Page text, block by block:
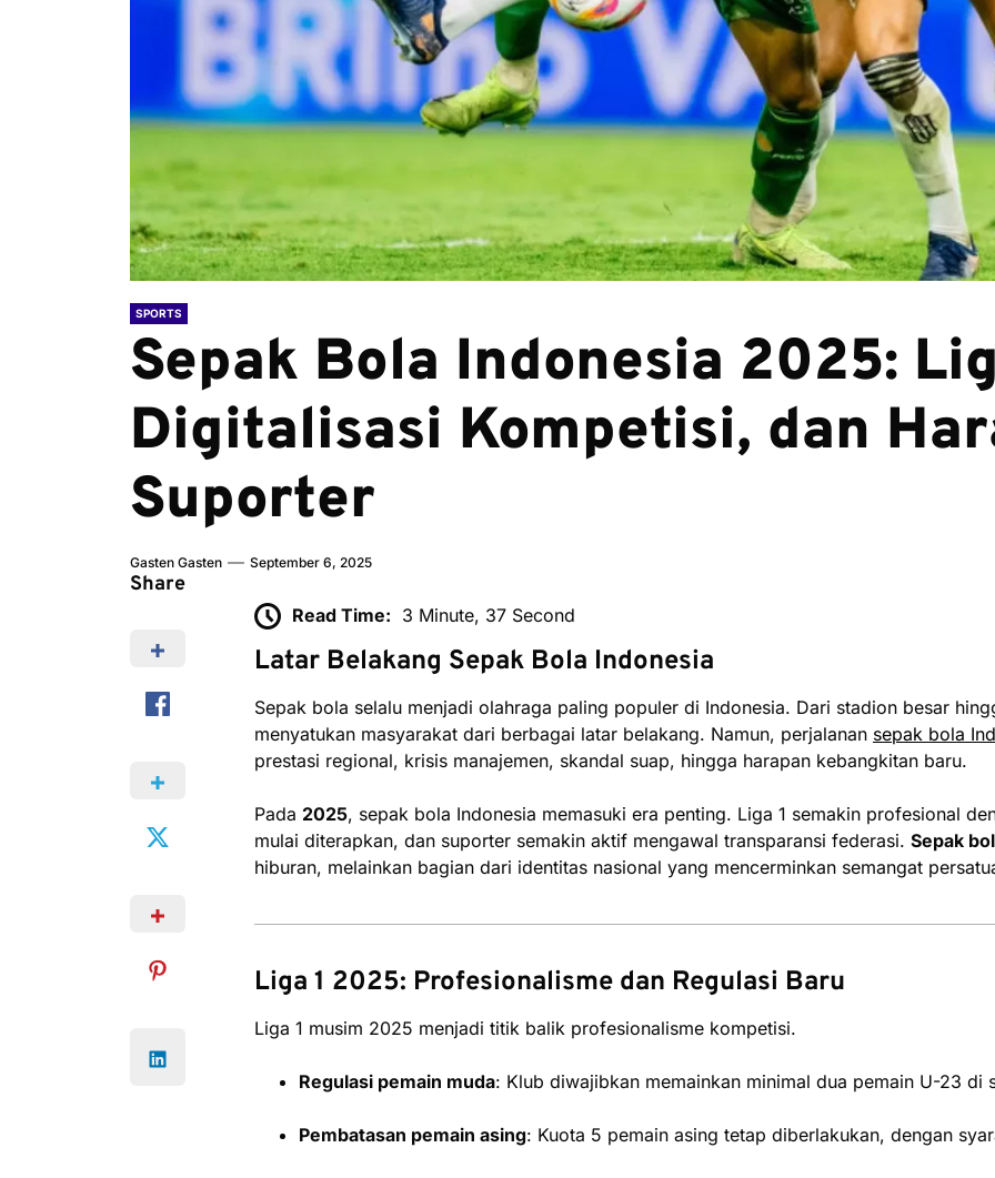
SPORTS
Sepak Bola Indonesia 2025:
Digitalisasi Kompetisi, dan
Suporter
Gasten Gasten September 6, 2025
Share
Read Time: 3 Minute, 37 Second
Latar Belakang Sepak Bola Indonesia
Sepak bola selalu menjadi olahraga paling populer di Indonesia. Dari stadion besar
menyatukan masyarakat dari berbagai latar belakang. Namun, perjalanan sepak bola
prestasi regional, krisis manajemen, skandal suap, hingga harapan kebangkitan baru.
Pada 2025, sepak bola Indonesia memasuki era penting. Liga 1 semakin profesional
mulai diterapkan, dan suporter semakin aktif mengawal transparansi federasi. Sepak
hiburan, melainkan bagian dari identitas nasional yang mencerminkan semangat
Liga 1 2025: Profesionalisme dan Regulasi Baru
Liga 1 musim 2025 menjadi titik balik profesionalisme kompetisi.
Regulasi pemain muda: Klub diwajibkan memainkan minimal dua pemain U-23 di
Pembatasan pemain asing: Kuota 5 pemain asing tetap diberlakukan, dengan